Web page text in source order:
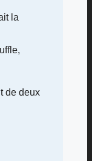
la
de deux